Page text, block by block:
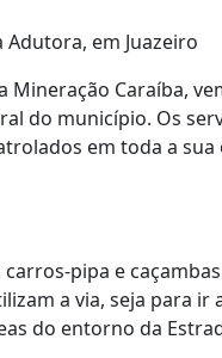
em Juazeiro
Caraíba,
do município. Os
em toda a sua
pipa e
a via, seja para ir
do entorno da